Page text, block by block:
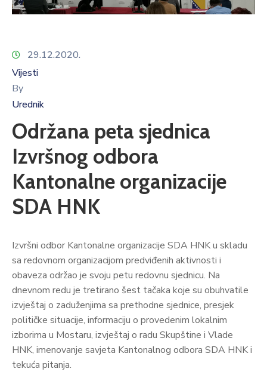
29.12.2020.
Vijesti
By
Urednik
Održana peta sjednica
Izvršnog odbora
Kantonalne organizacije
SDA HNK
Izvršni odbor Kantonalne organizacije SDA HNK u skladu
sa redovnom organizacijom predviđenih aktivnosti i
obaveza održao je svoju petu redovnu sjednicu. Na
dnevnom redu je tretirano šest tačaka koje su obuhvatile
izvještaj o zaduženjima sa prethodne sjednice, presjek
političke situacije, informaciju o provedenim lokalnim
izborima u Mostaru, izvještaj o radu Skupštine i Vlade
HNK, imenovanje savjeta Kantonalnog odbora SDA HNK i
tekuća pitanja.